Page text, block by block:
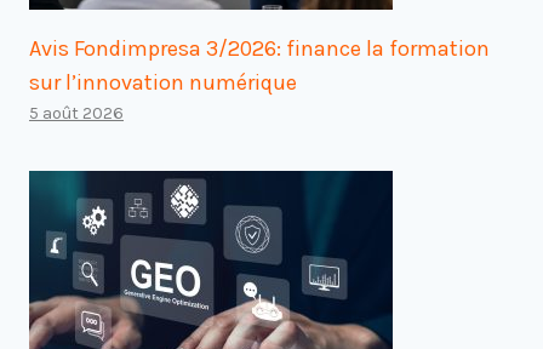
Avis Fondimpresa 3/2026: finance la formation
sur l’innovation numérique
5 août 2026